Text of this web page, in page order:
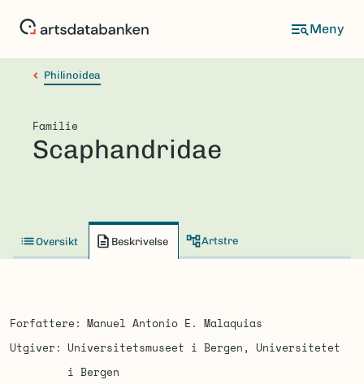
Philinoidea
Familie
Scaphandridae
Oversikt Beskrivelse Artstre
Forfattere
Manuel Antonio E. Malaquias
Utgiver
Universitetsmuseet i Bergen, Universitetet
i Bergen